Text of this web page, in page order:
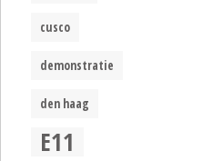
cusco
demonstratie
den haag
E11